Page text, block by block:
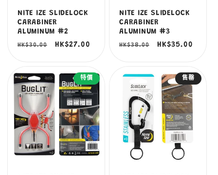
NITE IZE SLIDELOCK
CARABINER
ALUMINUM #2
定
HK$30.00
售
HK$27.00
NITE IZE SLIDELOCK
CARABINER
ALUMINUM #3
定
HK$38.00
售
HK$35.00
特價 售罄